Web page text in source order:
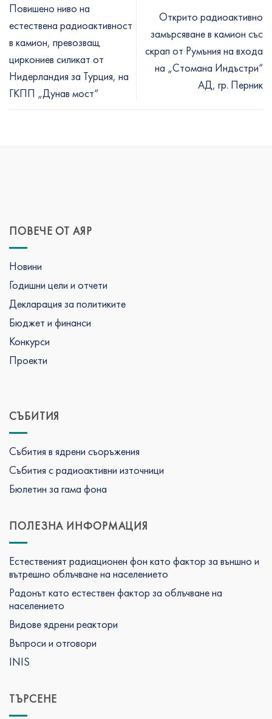
Повишено ниво на
естествена радиоактивност
в камион, превозващ
циркониев силикат от
Нидерландия за Турция, на
ГКПП „Дунав мост“
Открито радиоактивно
замърсяване в камион със
скрап от Румъния на входа
на „Стомана Индъстри“
АД, гр. Перник
ПОВЕЧЕ ОТ АЯР
Новини
Годишни цели и отчети
Декларация за политиките
Бюджет и финанси
Конкурси
Проекти
СЪБИТИЯ
Събития в ядрени съоръжения
Събития с радиоактивни източници
Бюлетин за гама фона
ПОЛЕЗНА ИНФОРМАЦИЯ
Естественият радиационен фон като фактор за външно и
вътрешно облъчване на населението
Радонът като естествен фактор за облъчване на
населението
Видове ядрени реактори
Въпроси и отговори
INIS
ТЪРСЕНЕ